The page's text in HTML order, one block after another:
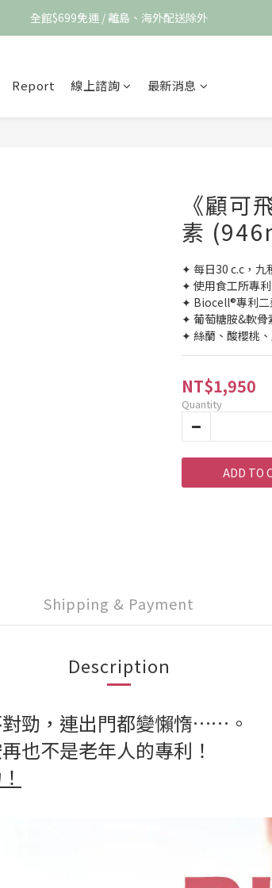
全館$699免運 / 離島、海外配送除外
Report 線上諮詢 最新消息
《顧可
素
✦ 每日30 c.c，九
✦ 使用食工所專
✦ Biocell®專利二
✦ 葡萄糖胺&軟骨
✦ 絲蘭、酸櫻桃
NT$1,950
Quantity
ADD TO
Shipping & Payment
Description
勁，連出門都變懶惰……。
也不是老年人的專利！